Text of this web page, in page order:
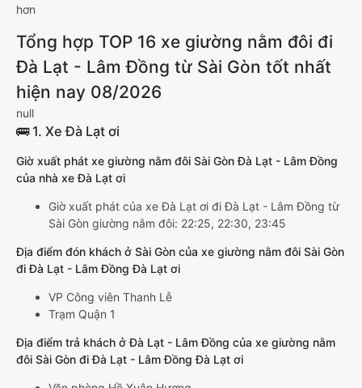
hơn
Tổng hợp TOP 16 xe giường nằm đôi đi
Đà Lạt - Lâm Đồng từ Sài Gòn tốt nhất
hiện nay 08/2026
null
🚌 1. Xe Đà Lạt ơi
Giờ xuất phát xe giường nằm đôi Sài Gòn Đà Lạt - Lâm Đồng
của nhà xe Đà Lạt ơi
Giờ xuất phát của xe Đà Lạt ơi đi Đà Lạt - Lâm Đồng từ
Sài Gòn giường nằm đôi: 22:25, 22:30, 23:45
Địa điểm đón khách ở Sài Gòn của xe giường nằm đôi Sài Gòn
đi Đà Lạt - Lâm Đồng Đà Lạt ơi
VP Công viên Thanh Lễ
Trạm Quận 1
Địa điểm trả khách ở Đà Lạt - Lâm Đồng của xe giường nằm
đôi Sài Gòn đi Đà Lạt - Lâm Đồng Đà Lạt ơi